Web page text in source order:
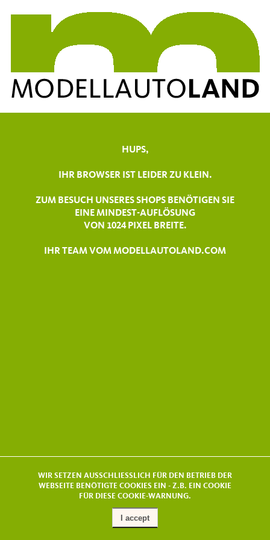
HUPS,
IHR BROWSER IST LEIDER ZU KLEIN.
ZUM BESUCH UNSERES SHOPS BENÖTIGEN SIE
EINE MINDEST-AUFLÖSUNG
VON 1024 PIXEL BREITE.
IHR TEAM VOM MODELLAUTOLAND.COM
WIR SETZEN AUSSCHLIESSLICH FÜR DEN BETRIEB DER
WEBSEITE BENÖTIGTE COOKIES EIN - Z.B. EIN COOKIE
FÜR DIESE COOKIE-WARNUNG.
I accept